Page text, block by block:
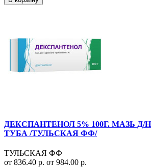
ДЕКСПАНТЕНОЛ 5% 100Г. МАЗЬ
ТУБА /ТУЛЬСКАЯ ФФ/
ТУЛЬСКАЯ ФФ
от 836.40 р. от 984.00 р.